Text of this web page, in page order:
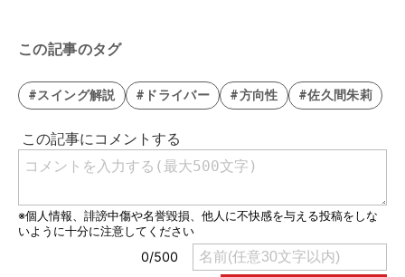
この記事のタグ
#スイング解説 #ドライバー #方向性 #佐久間朱莉